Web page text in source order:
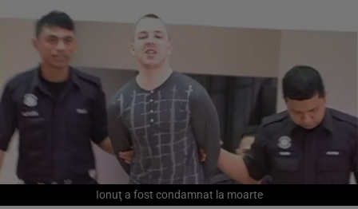
Ionuţ a fost condamnat la moarte